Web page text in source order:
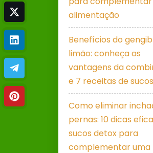
alimentação
Benefícios do
limão: conheça as
vantagens da
e 7 receitas de
Como eliminar
pernas: 10 dicas
sucos detox para
complementar uma